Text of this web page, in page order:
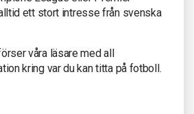
ett stort intresse från svenska
våra läsare med all
kring var du kan titta på fotboll.